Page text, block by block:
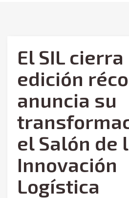
El SIL cierra
edición
anuncia su
el Salón de
Innovación
Logística